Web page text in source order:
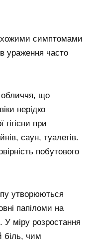
симптомами
ураження часто
обличчя, що
нерідко
при
саун, туалетів.
побутового
утворюються
папіломи на
У міру розростання
біль, чим